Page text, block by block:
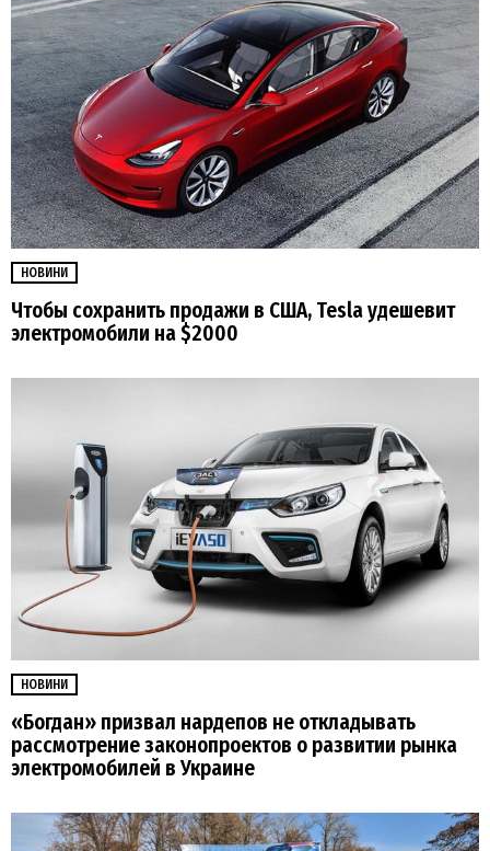
НОВИНИ
Чтобы сохранить продажи в США, Tesla удешевит
электромобили на $2000
НОВИНИ
«Богдан» призвал нардепов не откладывать
рассмотрение законопроектов о развитии рынка
электромобилей в Украине